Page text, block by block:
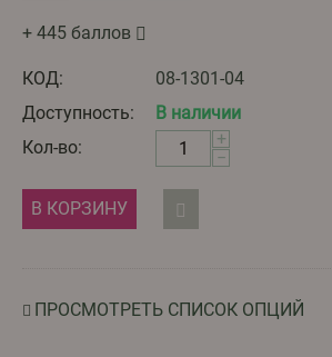
+ 445 баллов
КОД:
08-1301-04
Доступность:
В наличии
Кол-во:
+
−
В КОРЗИНУ
ПРОСМОТРЕТЬ СПИСОК ОПЦИЙ